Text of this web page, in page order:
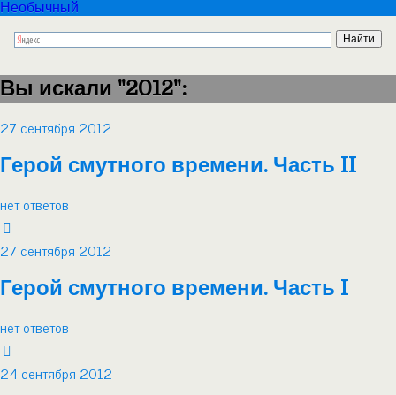
Необычный
Вы искали "2012":
27 сентября 2012
Герой смутного времени. Часть II
нет ответов
27 сентября 2012
Герой смутного времени. Часть I
нет ответов
24 сентября 2012